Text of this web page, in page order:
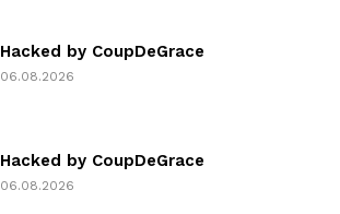
Hacked by CoupDeGrace
06.08.2026
Hacked by CoupDeGrace
06.08.2026